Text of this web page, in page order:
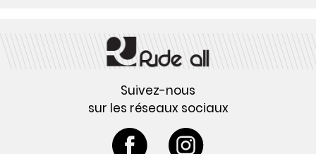
Suivez-nous
sur les réseaux sociaux